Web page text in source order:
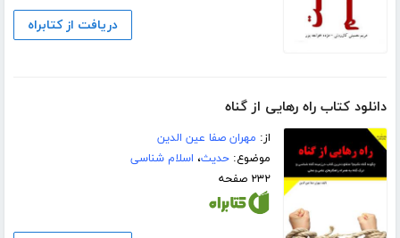
دریافت از کتابراه
دانلود کتاب راه رهایی از گناه
از: مهران صفا عین الدین
موضوع:حدیث، اسلام شناسی
۲۳۲ صفحه